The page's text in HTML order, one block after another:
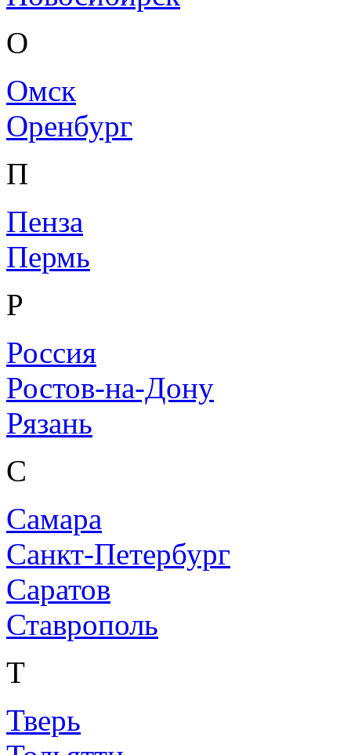
О
Омск
Оренбург
П
Пенза
Пермь
Р
Россия
Ростов-на-Дону
Рязань
С
Самара
Санкт-Петербург
Саратов
Ставрополь
Т
Тверь